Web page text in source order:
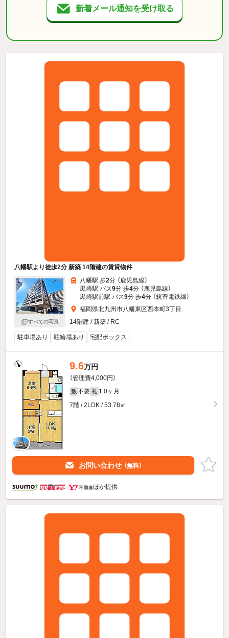
新着メール通知を受け取る
八幡駅より徒歩2分 新築 14階建の賃貸物件
すべての写真
八幡駅 歩2分 （鹿児島線）
黒崎駅 バス9分 歩4分 （鹿児島線）
黒崎駅前駅 バス9分 歩4分 （筑豊電鉄線）
福岡県北九州市八幡東区西本町3丁目
14階建 / 新築 / RC
駐車場あり 駐輪場あり 宅配ボックス
9.6万円
（管理費4,000円）
敷 不要 礼 1.0ヶ月
7階 / 2LDK / 53.78㎡
お問い合わせ （無料）
ほか提供